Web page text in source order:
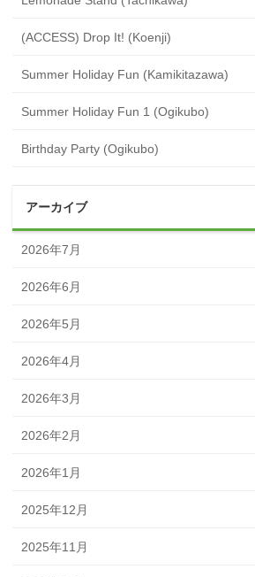
(ACCESS) Drop It! (Koenji)
Summer Holiday Fun (Kamikitazawa)
Summer Holiday Fun 1 (Ogikubo)
Birthday Party (Ogikubo)
アーカイブ
2026年7月
2026年6月
2026年5月
2026年4月
2026年3月
2026年2月
2026年1月
2025年12月
2025年11月